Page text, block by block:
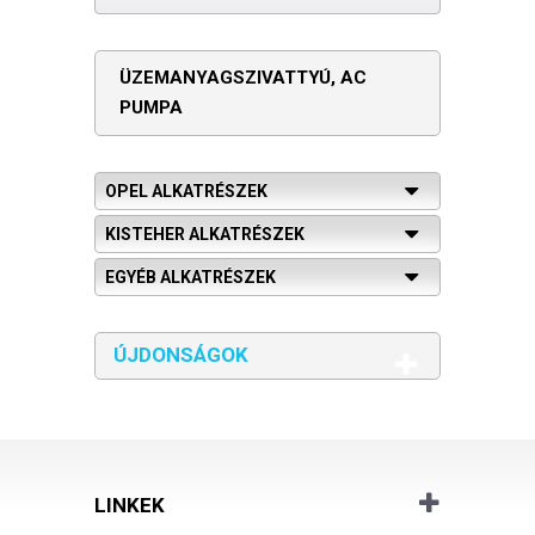
ÜZEMANYAGSZIVATTYÚ, AC
PUMPA
OPEL ALKATRÉSZEK
KISTEHER ALKATRÉSZEK
EGYÉB ALKATRÉSZEK
ÚJDONSÁGOK
LINKEK